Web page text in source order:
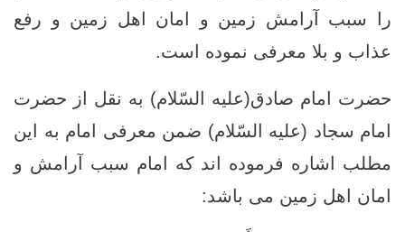
را سبب آرامش زمین و امان اهل زمین و رفع
عذاب و بلا معرفی نموده است.
حضرت امام صادق(علیه السّلام) به نقل از حضرت
امام سجاد (علیه السّلام) ضمن معرفی امام به این
مطلب اشاره فرموده اند که امام سبب آرامش و
امان اهل زمین می باشد: